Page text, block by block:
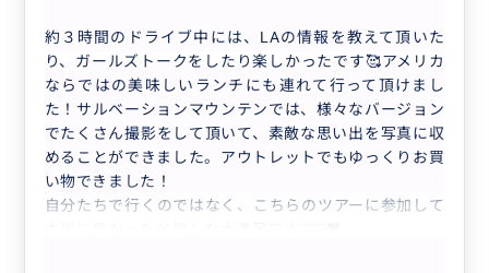
約３時間のドライブ中には、LAの情報を教えて頂いた
り、ガールズトークをしたり楽しかったです🥰アメリカ
ならではの美味しいランチにも連れて行って頂けまし
た！サルベーションマウンテンでは、様々なバージョン
でたくさん撮影をして頂いて、素敵な思い出を写真に収
めることができました。アウトレットでもゆっくりお買
い物できました！
自分たちで行くのではなく、こちらのツアーに参加して